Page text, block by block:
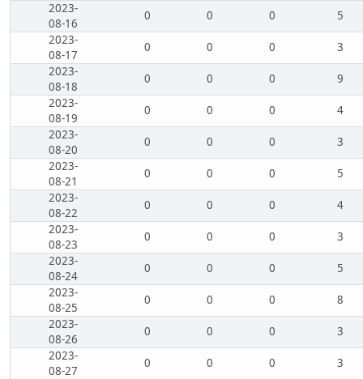
2023-
08-16
0 0 0
5
2023-
08-17
0 0 0
3
2023-
08-18
0 0 0
9
2023-
08-19
0 0 0
4
2023-
08-20
0 0 0
3
2023-
08-21
0 0 0
5
2023-
08-22
0 0 0
4
2023-
08-23
0 0 0
3
2023-
08-24
0 0 0
5
2023-
08-25
0 0 0
8
2023-
08-26
0 0 0
3
2023-
08-27
0 0 0
3